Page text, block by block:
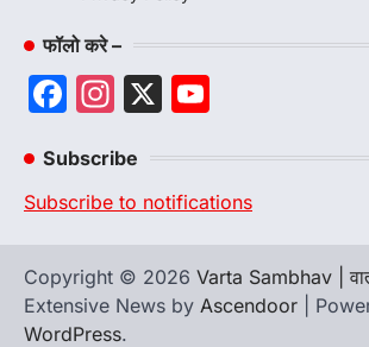
फॉलो करे –
Facebook
Instagram
X
Subscribe
Subscribe to notifications
Copyright © 2026 Varta Sambhav |
Extensive News by Ascendoor |
WordPress.